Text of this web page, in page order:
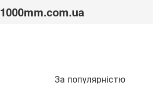
1000mm.com.ua
За популярністю